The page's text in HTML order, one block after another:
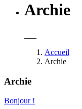
Archie
Accueil
Archie
Archie
Bonjour !